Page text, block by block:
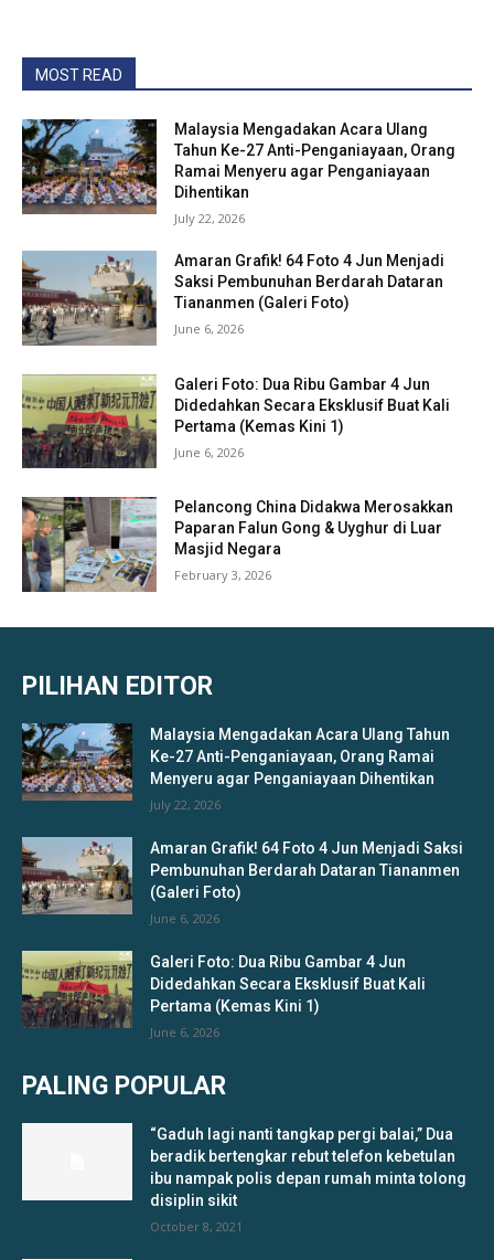
MOST READ
Malaysia Mengadakan Acara Ulang
Tahun Ke-27 Anti-Penganiayaan, Orang
Ramai Menyeru agar Penganiayaan
Dihentikan
July 22, 2026
Amaran Grafik! 64 Foto 4 Jun Menjadi
Saksi Pembunuhan Berdarah Dataran
Tiananmen (Galeri Foto)
June 6, 2026
Galeri Foto: Dua Ribu Gambar 4 Jun
Didedahkan Secara Eksklusif Buat Kali
Pertama (Kemas Kini 1)
June 6, 2026
Pelancong China Didakwa Merosakkan
Paparan Falun Gong & Uyghur di Luar
Masjid Negara
February 3, 2026
PILIHAN EDITOR
Malaysia Mengadakan Acara Ulang Tahun
Ke-27 Anti-Penganiayaan, Orang Ramai
Menyeru agar Penganiayaan Dihentikan
July 22, 2026
Amaran Grafik! 64 Foto 4 Jun Menjadi Saksi
Pembunuhan Berdarah Dataran Tiananmen
(Galeri Foto)
June 6, 2026
Galeri Foto: Dua Ribu Gambar 4 Jun
Didedahkan Secara Eksklusif Buat Kali
Pertama (Kemas Kini 1)
June 6, 2026
PALING POPULAR
“Gaduh lagi nanti tangkap pergi balai,” Dua
beradik bertengkar rebut telefon kebetulan
ibu nampak polis depan rumah minta tolong
disiplin sikit
October 8, 2021